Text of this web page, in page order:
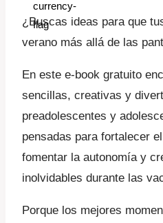
¿Buscas ideas para que
verano más allá de las
En este e-book gratuito
sencillas, creativas y
preadolescentes y
pensadas para fortalecer
fomentar la autonomía y
inolvidables durante las
Porque los mejores